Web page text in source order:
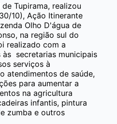
Tupirama, realizou
10), Ação Itinerante
Olho D'água de
na região sul do
realizado com a
secretarias municipais
serviços à
atendimentos de saúde,
para aumentar a
na agricultura
infantis, pintura
zumba e outros